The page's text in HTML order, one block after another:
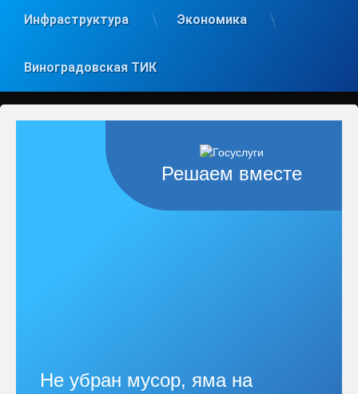
Инфраструктура Экономика
Виноградовская ТИК
Решаем вместе
Не убран мусор, яма на